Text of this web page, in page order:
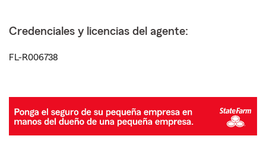
Credenciales y licencias del agente:
FL-R006738